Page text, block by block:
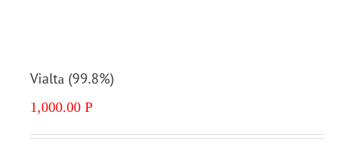
Vialtа (99.8%)
1,000.00 Р